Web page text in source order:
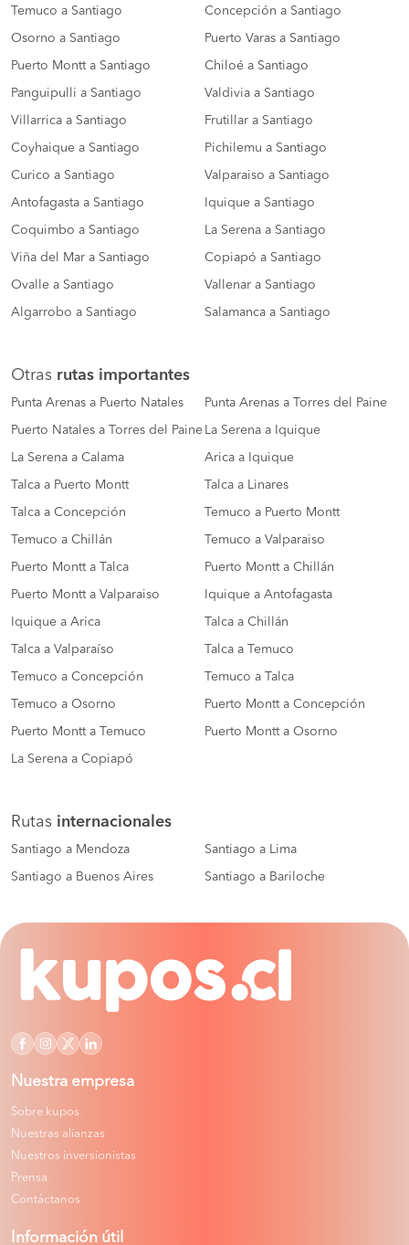
Temuco a Santiago Concepción a Santiago
Osorno a Santiago Puerto Varas a Santiago
Puerto Montt a Santiago Chiloé a Santiago
Panguipulli a Santiago Valdivia a Santiago
Villarrica a Santiago Frutillar a Santiago
Coyhaique a Santiago Pichilemu a Santiago
Curico a Santiago Valparaiso a Santiago
Antofagasta a Santiago Iquique a Santiago
Coquimbo a Santiago La Serena a Santiago
Viña del Mar a Santiago Copiapó a Santiago
Ovalle a Santiago Vallenar a Santiago
Algarrobo a Santiago Salamanca a Santiago
Otras rutas importantes
Punta Arenas a Puerto Natales Punta Arenas a Torres del Paine
Puerto Natales a Torres del Paine La Serena a Iquique
La Serena a Calama Arica a Iquique
Talca a Puerto Montt Talca a Linares
Talca a Concepción Temuco a Puerto Montt
Temuco a Chillán Temuco a Valparaiso
Puerto Montt a Talca Puerto Montt a Chillán
Puerto Montt a Valparaiso Iquique a Antofagasta
Iquique a Arica Talca a Chillán
Talca a Valparaíso Talca a Temuco
Temuco a Concepción Temuco a Talca
Temuco a Osorno Puerto Montt a Concepción
Puerto Montt a Temuco Puerto Montt a Osorno
La Serena a Copiapó
Rutas internacionales
Santiago a Mendoza Santiago a Lima
Santiago a Buenos Aires Santiago a Bariloche
Nuestra empresa
Sobre kupos
Nuestras alianzas
Nuestros inversionistas
Prensa
Contáctanos
Información útil